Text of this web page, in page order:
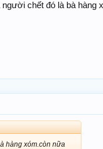
chết đó là bà hàng
hàng xóm.còn nữa